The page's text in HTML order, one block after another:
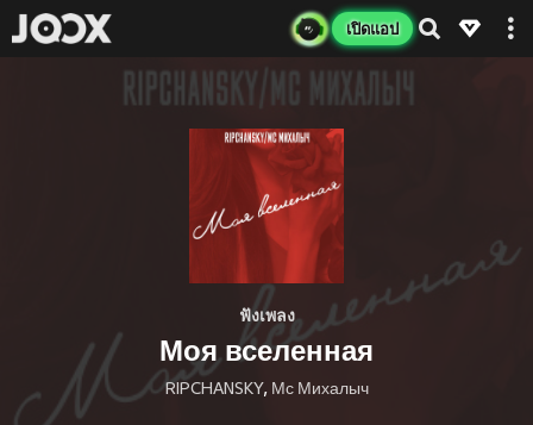
เปิดแอป
ฟังเพลง
Моя вселенная
RIPCHANSKY, Мс Михалыч